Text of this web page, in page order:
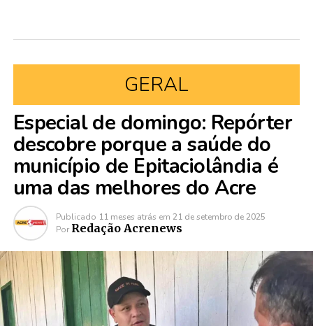
GERAL
Especial de domingo: Repórter
descobre porque a saúde do
município de Epitaciolândia é
uma das melhores do Acre
Publicado 11 meses atrás em 21 de setembro de 2025
Por Redação Acrenews